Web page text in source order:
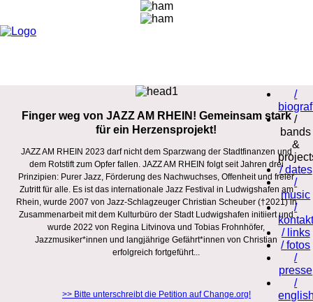
/
/
bands
&
/ dates
/
music
/
/ links
/ fotos
/
presse
/
Finger weg von JAZZ AM RHEIN! Gemeinsam stark
für ein Herzensprojekt!
JAZZ AM RHEIN 2023 darf nicht dem Sparzwang der Stadtfinanzen und
dem Rotstift zum Opfer fallen. JAZZ AM RHEIN folgt seit Jahren drei
Prinzipien: Purer Jazz, Förderung des Nachwuchses, Offenheit und freier
Zutritt für alle. Es ist das internationale Jazz Festival in Ludwigshafen am
Rhein, wurde 2007 von Jazz-Schlagzeuger Christian Scheuber (†2021) in
Zusammenarbeit mit dem Kulturbüro der Stadt Ludwigshafen initiiert und
wurde 2022 von Regina Litvinova und Tobias Frohnhöfer,
Jazzmusiker*innen und langjährige Gefährt*innen von Christian
erfolgreich fortgeführt...
>> Bitte unterschreibt die Petition auf Change.org!